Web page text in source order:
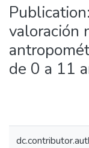
Enlaces de interés ▾
Publication:
valoración
de 0 a 11